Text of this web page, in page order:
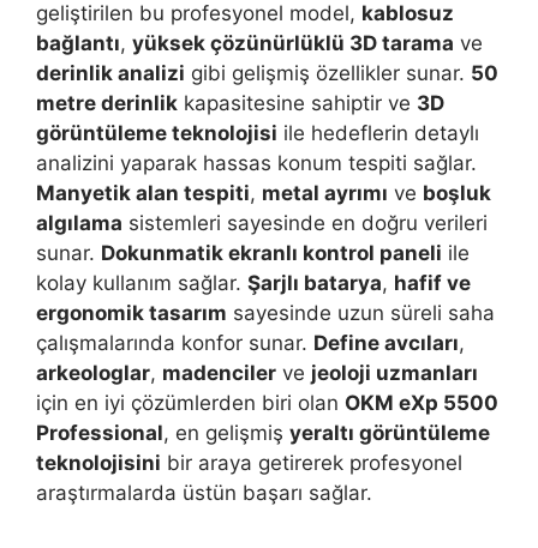
geliştirilen bu profesyonel model, kablosuz
bağlantı, yüksek çözünürlüklü 3D tarama ve
derinlik analizi gibi gelişmiş özellikler sunar. 50
metre derinlik kapasitesine sahiptir ve 3D
görüntüleme teknolojisi ile hedeflerin detaylı
analizini yaparak hassas konum tespiti sağlar.
Manyetik alan tespiti, metal ayrımı ve boşluk
algılama sistemleri sayesinde en doğru verileri
sunar. Dokunmatik ekranlı kontrol paneli ile
kolay kullanım sağlar. Şarjlı batarya, hafif ve
ergonomik tasarım sayesinde uzun süreli saha
çalışmalarında konfor sunar. Define avcıları,
arkeologlar, madenciler ve jeoloji uzmanları
için en iyi çözümlerden biri olan OKM eXp 5500
Professional, en gelişmiş yeraltı görüntüleme
teknolojisini bir araya getirerek profesyonel
araştırmalarda üstün başarı sağlar.